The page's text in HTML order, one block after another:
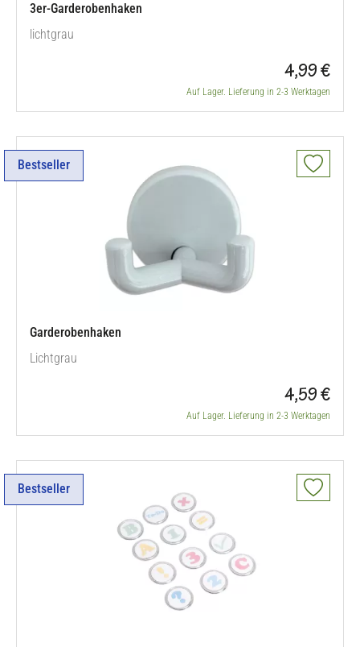
3er-Garderobenhaken
lichtgrau
4,99 €
Auf Lager. Lieferung in 2-3 Werktagen
Bestseller
Garderobenhaken
Lichtgrau
4,59 €
Auf Lager. Lieferung in 2-3 Werktagen
Bestseller